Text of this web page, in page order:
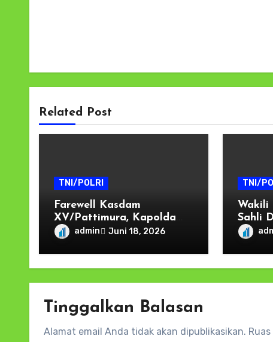
Related Post
TNI/POLRI
Farewell Kasdam
XV/Pattimura, Kapolda
Maluku Tegaskan
Sinergitas TNI-Polri Kunci
Menjaga Stabilitas dan
Pembangunan di Kawasan
Timur Indonesia
admin Juni 18, 2026
TNI/
Wakili
Sahli
Tinggalkan Balasan
Alamat email Anda tidak akan dipublikasikan.